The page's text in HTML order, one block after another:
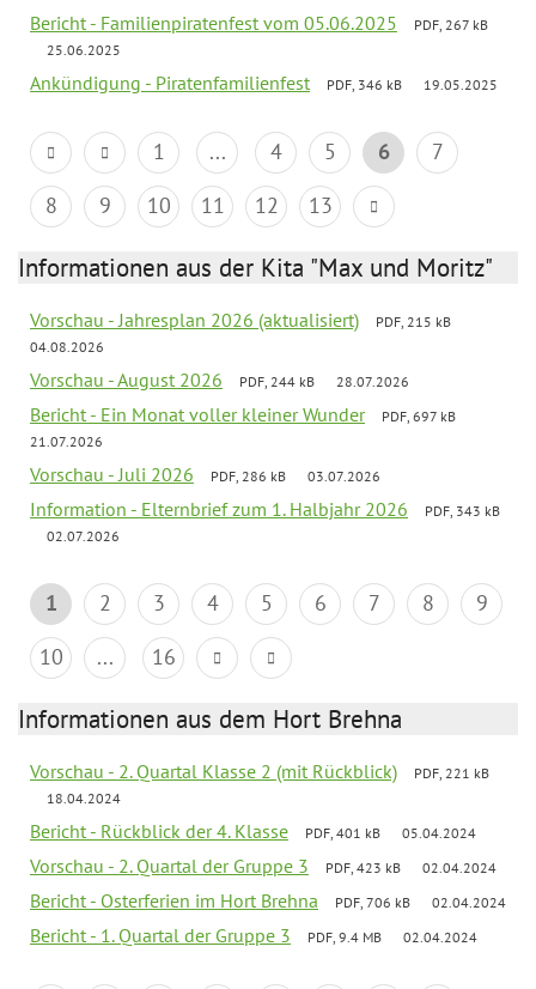
Bericht - Familienpiratenfest vom 05.06.2025
PDF, 267 kB
25.06.2025
Ankündigung - Piratenfamilienfest PDF, 346 kB 19.05.2025
1 ... 4 5 6
7
8
9 10 11 12 13
Informationen aus der Kita "Max und Moritz"
Vorschau - Jahresplan 2026 (aktualisiert)
PDF, 215 kB
04.08.2026
Vorschau - August 2026 PDF, 244 kB 28.07.2026
Bericht - Ein Monat voller kleiner Wunder
PDF, 697 kB
21.07.2026
Vorschau - Juli 2026 PDF, 286 kB 03.07.2026
Information - Elternbrief zum 1. Halbjahr 2026
PDF, 343 kB
02.07.2026
1 2 3 4 5 6 7 8
9
10
... 16
Informationen aus dem Hort Brehna
Vorschau - 2. Quartal Klasse 2 (mit Rückblick)
PDF, 221 kB
18.04.2024
Bericht - Rückblick der 4. Klasse PDF, 401 kB 05.04.2024
Vorschau - 2. Quartal der Gruppe 3 PDF, 423 kB 02.04.2024
Bericht - Osterferien im Hort Brehna PDF, 706 kB 02.04.2024
Bericht - 1. Quartal der Gruppe 3 PDF, 9.4 MB 02.04.2024